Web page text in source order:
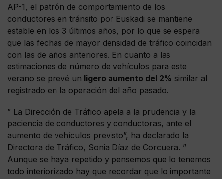
AP-1, el patrón de comportamiento de los
conductores en tránsito por Euskadi se mantiene
estable en los 3 últimos años, por lo que se espera
que las fechas de mayor densidad de tráfico coincidan
con las de años anteriores. En cuanto a las
estimaciones de número de vehículos para este
verano se prevé un ligero aumento del 2% similar al
registrado en la operación del año pasado.
” La Dirección de Tráfico apela a la prudencia y la
paciencia de conductores y conductoras, ante el
aumento de vehículos previsto”, ha declarado la
Directora de Tráfico, Sonia Díaz de Corcuera. ”
Aunque se haya repetido y pensemos que lo tenemos
todo interiorizado hay que recordar que lo importante